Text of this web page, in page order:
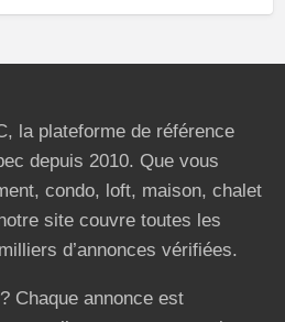
la plateforme de référence
depuis 2010. Que vous
condo, loft, maison, chalet
site couvre toutes les
d’annonces vérifiées.
Chaque annonce est